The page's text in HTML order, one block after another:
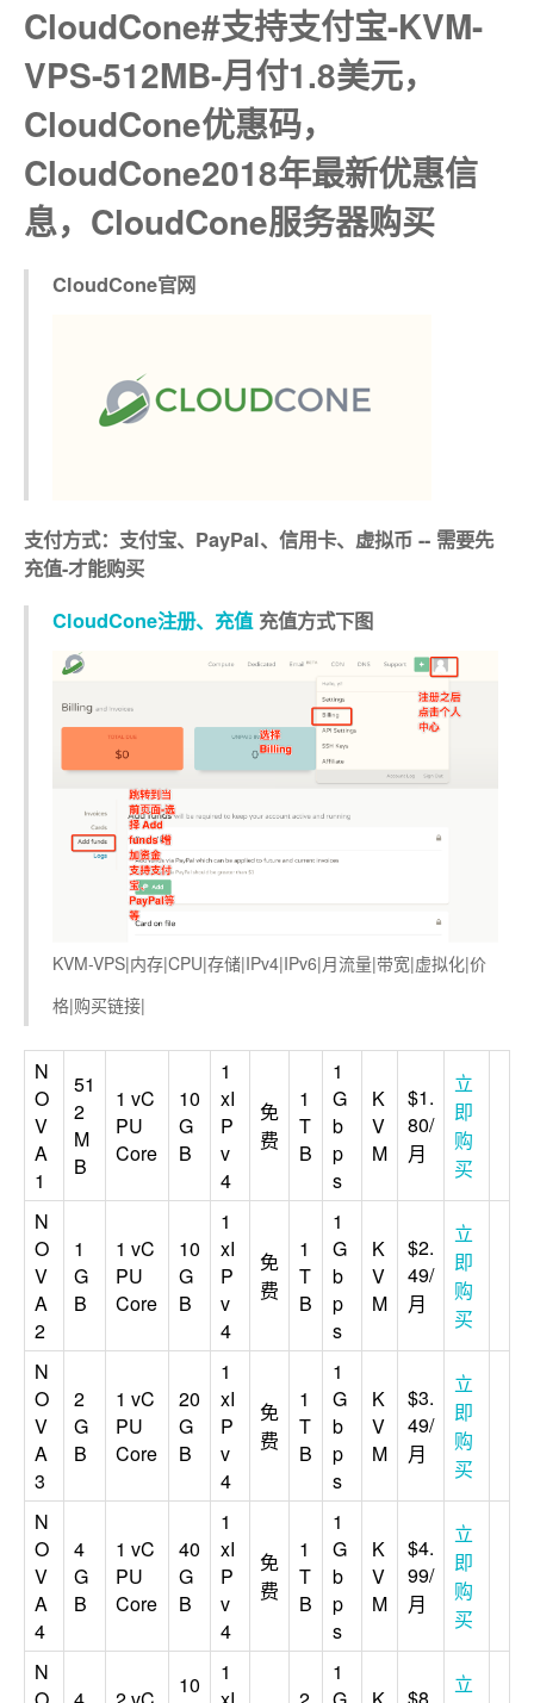
CloudCone#支持支付宝-KVM-
VPS-512MB-月付1.8美元，
CloudCone优惠码，
CloudCone2018年最新优惠信
息，CloudCone服务器购买
CloudCone官网
支付方式：支付宝、PayPal、信用卡、虚拟币 -- 需要先
充值-才能购买
CloudCone注册、充值充值方式下图
KVM-VPS|内存|CPU|存储|IPv4|IPv6|月流量|带宽|虚拟化|价
格|购买链接|
N
O
V
A
1
51
2
M
B
1 vC
PU
Core
10
G
B
1
xI
P
v
4
免
费
1
T
B
1
G
b
p
s
K
V
M
$1.
80/
月
立
即
购
买
N
O
V
A
2
1
G
B
1 vC
PU
Core
10
G
B
1
xI
P
v
4
免
费
1
T
B
1
G
b
p
s
K
V
M
$2.
49/
月
立
即
购
买
N
O
V
A
3
2
G
B
1 vC
PU
Core
20
G
B
1
xI
P
v
4
免
费
1
T
B
1
G
b
p
s
K
V
M
$3.
49/
月
立
即
购
买
N
O
V
A
4
4
G
B
1 vC
PU
Core
40
G
B
1
xI
P
v
4
免
费
1
T
B
1
G
b
p
s
K
V
M
$4.
99/
月
立
即
购
买
N
10
1
1
$8.
立